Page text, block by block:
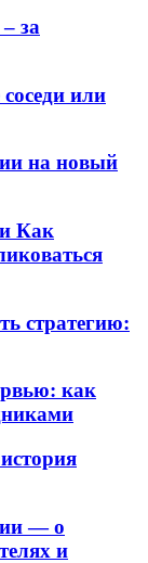
за
или
на новый
Как
стратегию:
как
— о
и